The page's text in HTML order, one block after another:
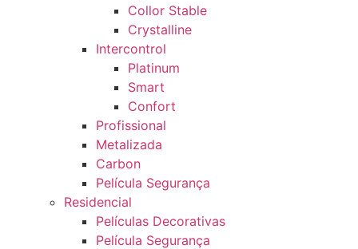
Collor Stable
Crystalline
Intercontrol
Platinum
Smart
Confort
Profissional
Metalizada
Carbon
Película Segurança
Residencial
Películas Decorativas
Película Segurança